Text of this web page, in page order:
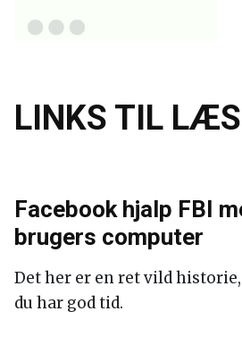
LINKS TIL
Facebook hjalp FBI
brugers computer
Det her er en ret vild
du har god tid.